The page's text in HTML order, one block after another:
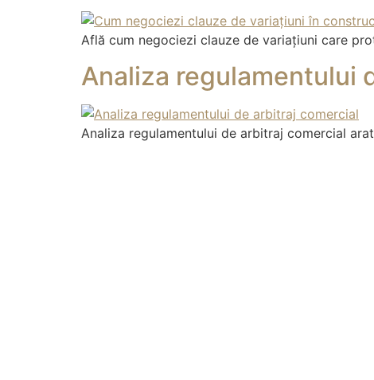
Află cum negociezi clauze de variațiuni care
Analiza regulamentului
Analiza regulamentului de arbitraj comercial